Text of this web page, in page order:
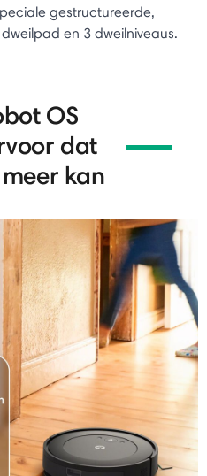
gestructureerde,
en 3 dweilniveaus.
OS
dat
kan